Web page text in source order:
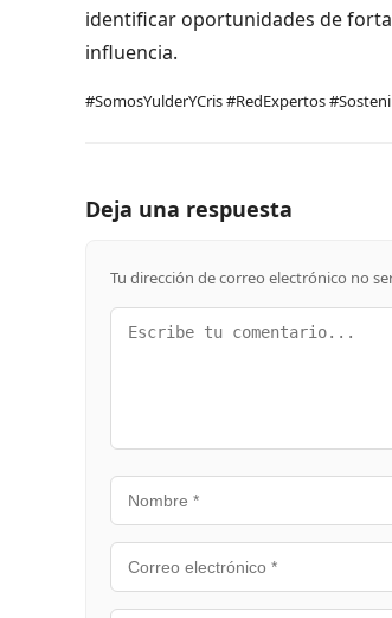
identificar oportunidades de
influencia.
#SomosYulderYCris #RedExpertos
Deja una respuesta
Tu dirección de correo electrónico no